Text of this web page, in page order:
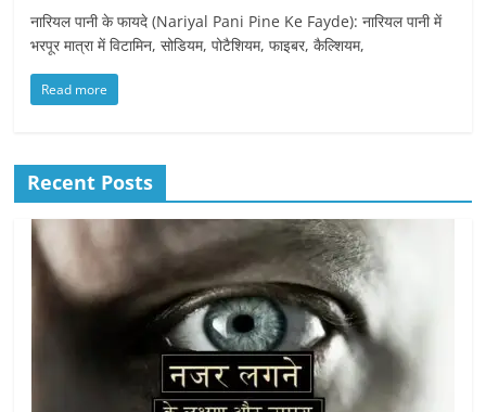
नारियल पानी के फायदे (Nariyal Pani Pine Ke Fayde): नारियल पानी में
भरपूर मात्रा में विटामिन, सोडियम, पोटैशियम, फाइबर, कैल्शियम,
Read more
Recent Posts